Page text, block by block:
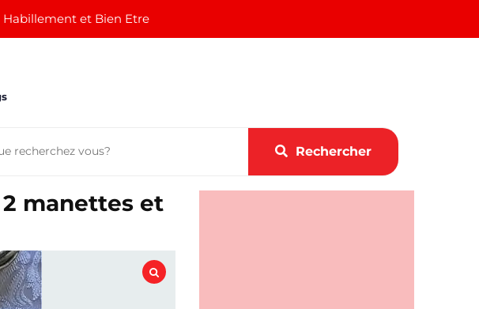
Habillement et Bien Etre
Rechercher
2 manettes et